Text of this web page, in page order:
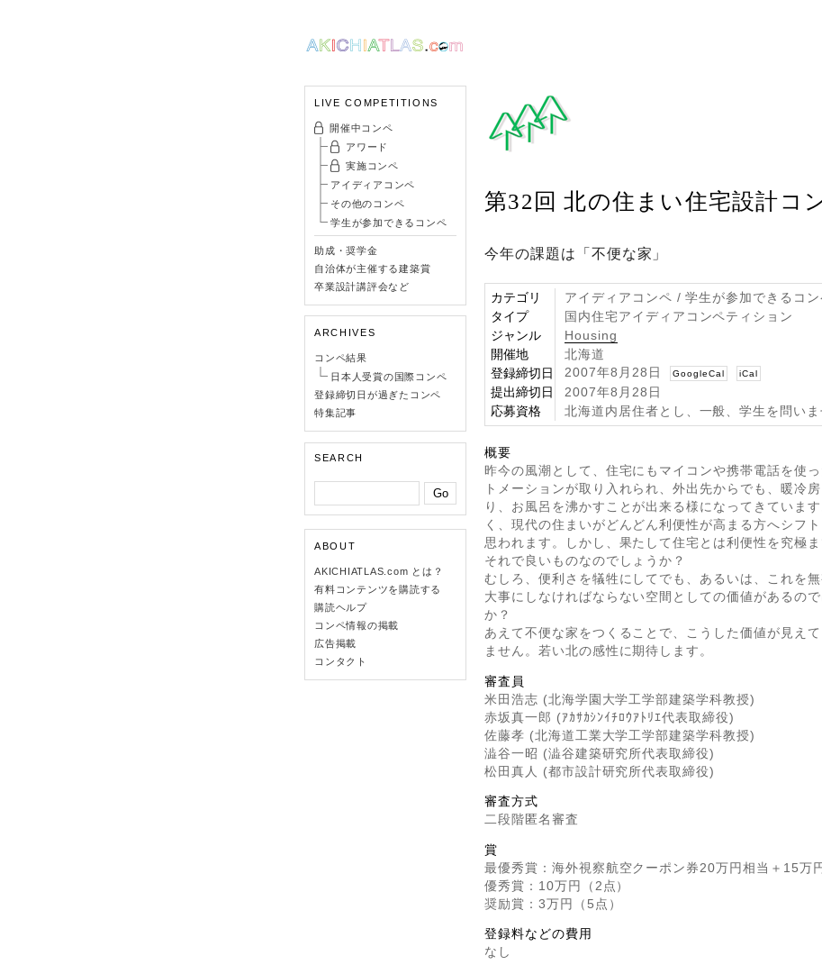
LIVE COMPETITIONS
開催中コンペ
アワード
実施コンペ
アイディアコンペ
その他のコンペ
学生が参加できるコンペ
助成・奨学金
自治体が主催する建築賞
卒業設計講評会など
ARCHIVES
コンペ結果
日本人受賞の国際コンペ
登録締切日が過ぎたコンペ
特集記事
SEARCH
ABOUT
AKICHIATLAS.com とは？
有料コンテンツを購読する
購読ヘルプ
コンペ情報の掲載
広告掲載
コンタクト
第32回 北の住まい住宅設計コ
今年の課題は「不便な家」
カテゴリ
アイディアコンペ / 学生が参加できるコン
タイプ
国内住宅アイディアコンペティション
ジャンル
Housing
開催地
北海道
登録締切日
2007年8月28日 GoogleCal iCal
提出締切日
2007年8月28日
応募資格
北海道内居住者とし、一般、学生を問いま
概要
昨今の風潮として、住宅にもマイコンや携帯電話を使
トメーションが取り入れられ、外出先からでも、暖冷
り、お風呂を沸かすことが出来る様になってきていま
く、現代の住まいがどんどん利便性が高まる方へシフ
思われます。しかし、果たして住宅とは利便性を究極ま
それで良いものなのでしょうか？
むしろ、便利さを犠牲にしてでも、あるいは、これを無
大事にしなければならない空間としての価値があるの
か？
あえて不便な家をつくることで、こうした価値が見え
ません。若い北の感性に期待します。
審査員
米田浩志 (北海学園大学工学部建築学科教授)
赤坂真一郎 (ｱｶｻｶｼﾝｲﾁﾛｳｱﾄﾘｴ代表取締役)
佐藤孝 (北海道工業大学工学部建築学科教授)
澁谷一昭 (澁谷建築研究所代表取締役)
松田真人 (都市設計研究所代表取締役)
審査方式
二段階匿名審査
賞
最優秀賞：海外視察航空クーポン券20万円相当＋15万
優秀賞：10万円（2点）
奨励賞：3万円（5点）
登録料などの費用
なし